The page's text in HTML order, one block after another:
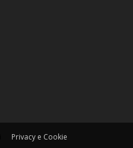
Privacy e Cookie